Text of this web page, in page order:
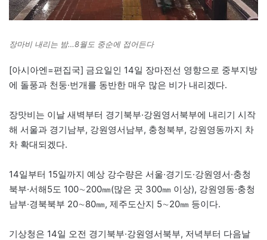
장마비 내리는 밤…8월도 중순에 접어든다
[아시아엔=편집국] 금요일인 14일 장마전선 영향으로 중부지방
에 돌풍과 천둥·번개를 동반한 매우 많은 비가 내리겠다.
장맛비는 이날 새벽부터 경기북부·강원영서북부에 내리기 시작
해 서울과 경기남부, 강원영서남부, 충청북부, 강원영동까지 차
차 확대되겠다.
14일부터 15일까지 예상 강수량은 서울·경기도·강원영서·충청
북부·서해5도 100∼200㎜(많은 곳 300㎜ 이상), 강원영동·충청
남부·경북북부 20∼80㎜, 제주도산지 5∼20㎜ 등이다.
기상청은 14일 오전 경기북부·강원영서북부, 저녁부터 다음날